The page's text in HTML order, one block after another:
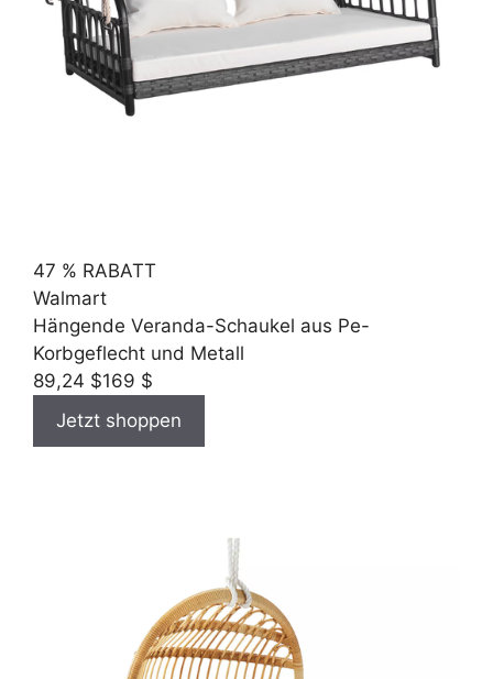
47 % RABATT
Walmart
Hängende Veranda-Schaukel aus Pe-
Korbgeflecht und Metall
89,24 $169 $
Jetzt shoppen